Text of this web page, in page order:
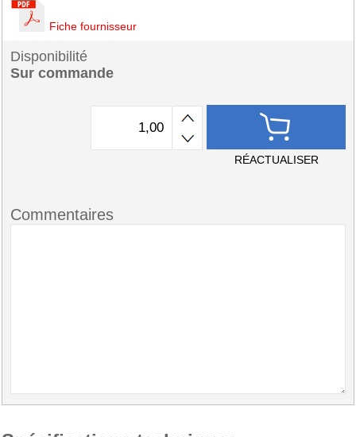
Fiche fournisseur
Disponibilité
Sur commande
RÉACTUALISER
Commentaires